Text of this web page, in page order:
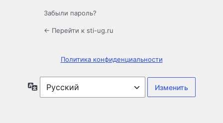
Забыли пароль?
← Перейти к sti-ug.ru
Политика конфиденциальности
Язык